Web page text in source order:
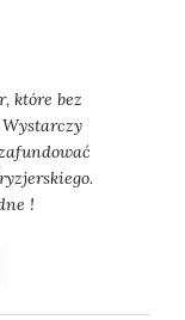
które bez
!